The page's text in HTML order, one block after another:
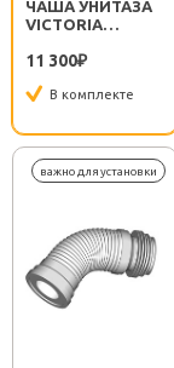
ЧАША УНИТАЗА
VICTORIA
11 300₽
В комплекте